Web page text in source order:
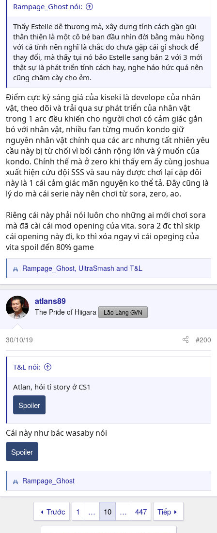
Rampage_Ghost nói:
Thấy Estelle dễ thương mà, xây dựng tính cách gần gũi
thân thiện là một cô bé ban đầu nhìn đời bằng màu hồng
với cá tính nên nghĩ là chắc do chưa gặp cái gì shock để
thay đổi, mà thấy tụi nó bảo Estelle sang bản 2 với 3 mới
thật sự là phát triển tính cách hay, nghe háo hức quá nên
cũng chăm cày cho ẻm.
Điểm cực kỳ sáng giá của kiseki là develope của nhân
vật, theo dõi và trải qua sự phát triển của nhân vật
trong 1 arc đều khiến cho người chơi có cảm giác gắn
bó với nhân vật, nhiều fan từng muốn kondo giữ
nguyên nhân vật chính qua các arc nhưng tất nhiên yêu
cầu này bị từ chối vì bối cảnh rộng lớn và ý muốn của
kondo. Chính thế mà ở zero khi thấy em ấy cùng joshua
xuất hiện cứu đội SSS và sau này được chơi lại cặp đôi
này là 1 cái cảm giác mãn nguyện ko thể tả. Đây cũng là
lý do mà cái serie này nên chơi từ sora, zero, ao.
Riêng cái này phải nói luôn cho những ai mới chơi sora
mà đã cài cái mod opening của vita. sora 2 đc thì skip
cái opening này đi, ko thì xóa ngay vì cái opeging của
vita spoil đến 80% game
R
e
c
t
i
o
n
s
:
Rampage_Ghost, UltraSmash and T&L
atlans89
The Pride of Hiigara Lão Làng GVN
30/10/19 #200
T&L nói:
Atlan, hỏi tí story ở CS1
Spoiler
Cái này như bác wasaby nói
Spoiler
R
e
Rampage_Ghost
Trước 1 … 10 … 447 Tiếp